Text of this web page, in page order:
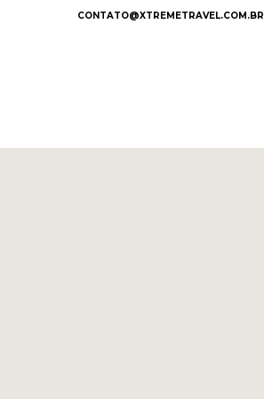
CONTATO@XTREMETRAVEL.COM.BR